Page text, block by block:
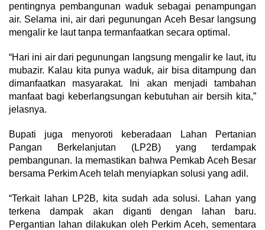
pentingnya pembangunan waduk sebagai penampungan
air. Selama ini, air dari pegunungan Aceh Besar langsung
mengalir ke laut tanpa termanfaatkan secara optimal.
“Hari ini air dari pegunungan langsung mengalir ke laut, itu
mubazir. Kalau kita punya waduk, air bisa ditampung dan
dimanfaatkan masyarakat. Ini akan menjadi tambahan
manfaat bagi keberlangsungan kebutuhan air bersih kita,”
jelasnya.
Bupati juga menyoroti keberadaan Lahan Pertanian
Pangan Berkelanjutan (LP2B) yang terdampak
pembangunan. Ia memastikan bahwa Pemkab Aceh Besar
bersama Perkim Aceh telah menyiapkan solusi yang adil.
“Terkait lahan LP2B, kita sudah ada solusi. Lahan yang
terkena dampak akan diganti dengan lahan baru.
Pergantian lahan dilakukan oleh Perkim Aceh, sementara